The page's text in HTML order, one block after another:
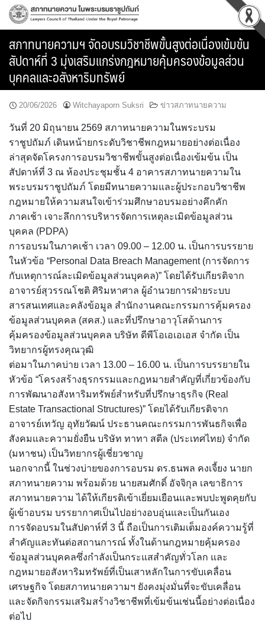
Skip
สภาทนายความฯ จัดอบรมวิชาชีพขั้นสูงต่อเนื่องเข้มข้น
สัปดาห์ที่ 3 มุ่งเสริมแกร่งกฎหมายคุ้มครองข้อมูลส่วน
บุคคลและอสังหาริมทรัพย์
20/06/2026 Witchayaporn Suksri ข่าวสภาทนายความ
วันที่ 20 มิถุนายน 2569 สภาทนายความในพระบรม
ราชูปถัมภ์ เดินหน้ายกระดับวิชาชีพกฎหมายอย่างต่อเนื่อง
ล่าสุดจัดโครงการอบรมวิชาชีพขั้นสูงต่อเนื่องเข้มข้น เป็น
สัปดาห์ที่ 3 ณ ห้องประชุมชั้น 4 อาคารสภาทนายความใน
พระบรมราชูปถัมภ์ โดยมีทนายความและผู้ประกอบวิชาชีพ
กฎหมายให้ความสนใจเข้าร่วมศึกษาอบรมอย่างคึกคัก
ภาคเช้า เจาะลึกการบริหารจัดการเหตุละเมิดข้อมูลส่วน
บุคคล (PDPA)
การอบรมในภาคเช้า เวลา 09.00 – 12.00 น. เป็นการบรรยาย
ในหัวข้อ “Personal Data Breach Management (การจัดการ
กับเหตุการณ์ละเมิดข้อมูลส่วนบุคคล)” โดยได้รับเกียรติจาก
อาจารย์สุวรรณโชติ ศิริมหาศาล ผู้อำนวยการฝ่ายระบบ
สารสนเทศและคลังข้อมูล สำนักงานคณะกรรมการคุ้มครอง
ข้อมูลส่วนบุคคล (สคส.) และที่ปรึกษาอาวุโสด้านการ
คุ้มครองข้อมูลส่วนบุคคล บริษัท ดีพีโอเอเอเอส จำกัด เป็น
วิทยากรผู้ทรงคุณวุฒิ
ต่อมาในภาคบ่าย เวลา 13.00 – 16.00 น. เป็นการบรรยายใน
หัวข้อ “โครงสร้างธุรกรรมและกฎหมายสำคัญที่เกี่ยวข้องกับ
การพัฒนาอสังหาริมทรัพย์สำหรับที่ปรึกษาธุรกิจ (Real
Estate Transactional Structures)” โดยได้รับเกียรติจาก
อาจารย์เทวัญ อุทัยวัฒน์ ประธานคณะกรรมการพันธกิจเพื่อ
สังคมและความยั่งยืน บริษัท ทาทา สตีล (ประเทศไทย) จำกัด
(มหาชน) เป็นวิทยากรผู้เชี่ยวชาญ
นอกจากนี้ ในช่วงบ่ายของการอบรม ดร.ธนพล คงเจี้ยง นายก
สภาทนายความ พร้อมด้วย นายสมศักดิ์ อัจจิกุล เลขาธิการ
สภาทนายความ ได้ให้เกียรติเข้าเยี่ยมเยือนและพบปะพูดคุยกับ
ผู้เข้าอบรม บรรยากาศเป็นไปอย่างอบอุ่นและเป็นกันเอง
การจัดอบรมในสัปดาห์ที่ 3 นี้ ถือเป็นการเติมเต็มองค์ความรู้ที่
สำคัญและทันต่อสถานการณ์ ทั้งในด้านกฎหมายคุ้มครอง
ข้อมูลส่วนบุคคลซึ่งกำลังเป็นกระแสสำคัญทั่วโลก และ
กฎหมายอสังหาริมทรัพย์ที่เป็นเสาหลักในการขับเคลื่อน
เศรษฐกิจ โดยสภาทนายความฯ ยังคงมุ่งมั่นที่จะขับเคลื่อน
และจัดกิจกรรมเสริมสร้างวิชาชีพที่เข้มข้นเช่นนี้อย่างต่อเนื่อง
ต่อไป